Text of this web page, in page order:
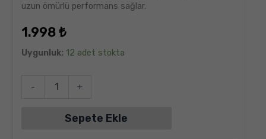
uzun ömürlü performans sağlar.
1.998 ₺
Uygunluk: 12 adet stokta
- +
Sepete Ekle